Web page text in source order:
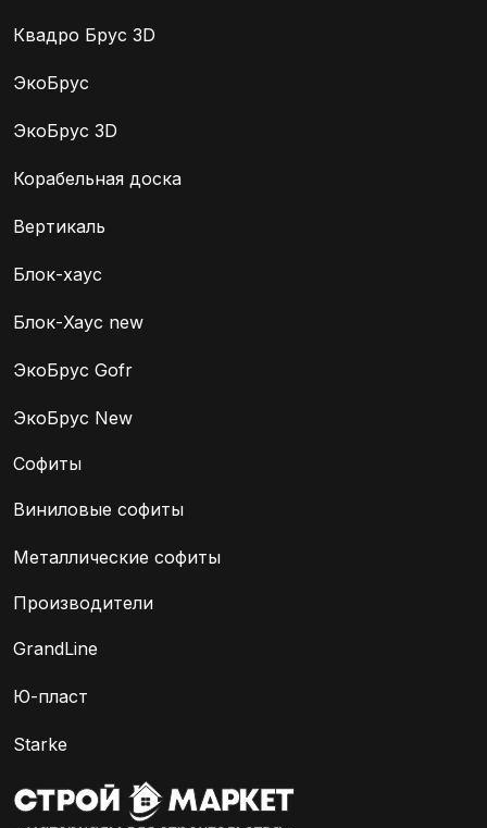
Квадро Брус 3D
ЭкоБрус
ЭкоБрус 3D
Корабельная доска
Вертикаль
Блок-хаус
Блок-Хаус new
ЭкоБрус Gofr
ЭкоБрус New
Софиты
Виниловые софиты
Металлические софиты
Производители
GrandLine
Ю-пласт
Starke